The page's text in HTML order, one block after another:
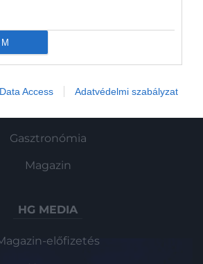
Data Access Adatvédelmi szabályzat
Kultúra
Tudomány
Utazás
Gasztronómia
Magazin
HG MEDIA
előfizetés